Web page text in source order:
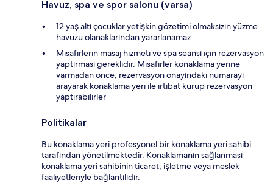
Havuz, spa ve spor salonu (varsa)
12 yaş altı çocuklar yetişkin gözetimi olmaksızın yüzme
havuzu olanaklarından yararlanamaz
Misafirlerin masaj hizmeti ve spa seansı için rezervasyon
yaptırması gereklidir. Misafirler konaklama yerine
varmadan önce, rezervasyon onayındaki numarayı
arayarak konaklama yeri ile irtibat kurup rezervasyon
yaptırabilirler
Politikalar
Bu konaklama yeri profesyonel bir konaklama yeri sahibi
tarafından yönetilmektedir. Konaklamanın sağlanması
konaklama yeri sahibinin ticaret, işletme veya meslek
faaliyetleriyle bağlantılıdır.